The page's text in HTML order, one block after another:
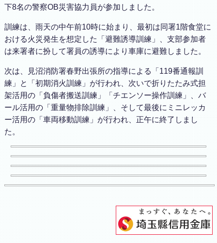
下8名の警察OB災害協力員が参加しました。
訓練は、雨天の中午前10時に始まり、最初は同署1階食堂に
おける火災発生を想定した「避難誘導訓練」、支部参加者
は来署者に扮して署員の誘導により車庫に避難しました。
次は、見沼消防署春野出張所の指導による「119番通報訓
練」と「初期消火訓練」が行われ、次いで折りたたみ式担
架活用の「負傷者搬送訓練」「チエンソー操作訓練」、バ
ール活用の「重量物排除訓練」、そして最後にミニレッカ
ー活用の「車両移動訓練」が行われ、正午に終了しまし
た。